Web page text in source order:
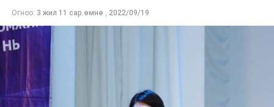
Огноо: 3 жил 11 сар.өмнө , 2022/09/19